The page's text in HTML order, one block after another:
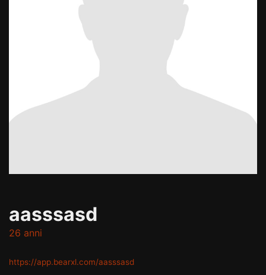
aasssasd
26 anni
https://app.bearxl.com/aasssasd